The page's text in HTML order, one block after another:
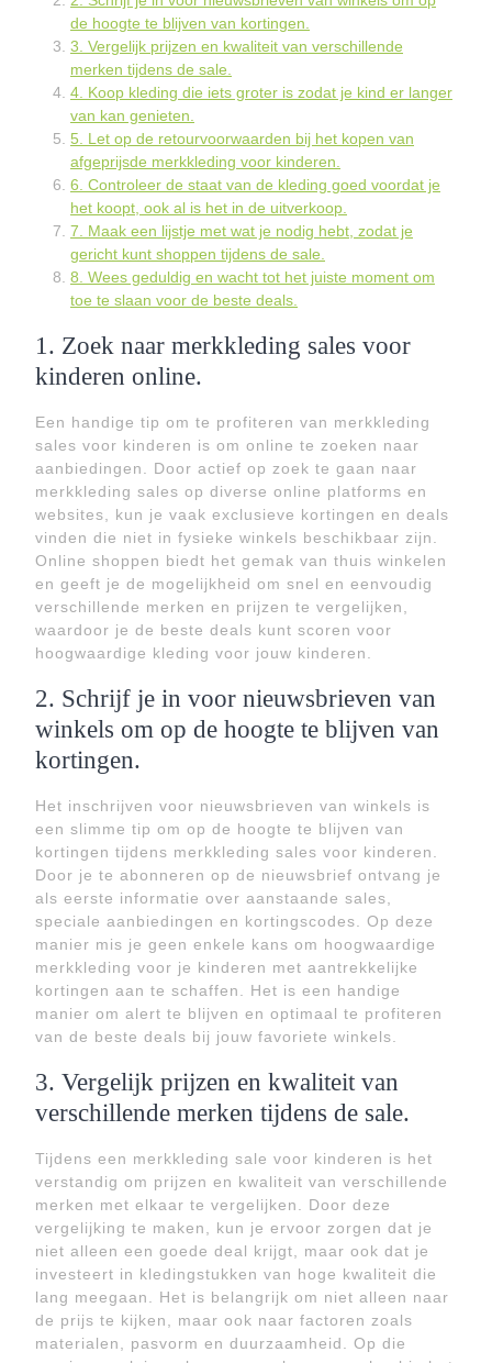
de hoogte te blijven van kortingen.
3. Vergelijk prijzen en kwaliteit van verschillende
merken tijdens de sale.
4. Koop kleding die iets groter is zodat je kind er langer
van kan genieten.
5. Let op de retourvoorwaarden bij het kopen van
afgeprijsde merkkleding voor kinderen.
6. Controleer de staat van de kleding goed voordat je
het koopt, ook al is het in de uitverkoop.
7. Maak een lijstje met wat je nodig hebt, zodat je
gericht kunt shoppen tijdens de sale.
8. Wees geduldig en wacht tot het juiste moment om
toe te slaan voor de beste deals.
1. Zoek naar merkkleding sales voor
kinderen online.
Een handige tip om te profiteren van merkkleding
sales voor kinderen is om online te zoeken naar
aanbiedingen. Door actief op zoek te gaan naar
merkkleding sales op diverse online platforms en
websites, kun je vaak exclusieve kortingen en deals
vinden die niet in fysieke winkels beschikbaar zijn.
Online shoppen biedt het gemak van thuis winkelen
en geeft je de mogelijkheid om snel en eenvoudig
verschillende merken en prijzen te vergelijken,
waardoor je de beste deals kunt scoren voor
hoogwaardige kleding voor jouw kinderen.
2. Schrijf je in voor nieuwsbrieven van
winkels om op de hoogte te blijven van
kortingen.
Het inschrijven voor nieuwsbrieven van winkels is
een slimme tip om op de hoogte te blijven van
kortingen tijdens merkkleding sales voor kinderen.
Door je te abonneren op de nieuwsbrief ontvang je
als eerste informatie over aanstaande sales,
speciale aanbiedingen en kortingscodes. Op deze
manier mis je geen enkele kans om hoogwaardige
merkkleding voor je kinderen met aantrekkelijke
kortingen aan te schaffen. Het is een handige
manier om alert te blijven en optimaal te profiteren
van de beste deals bij jouw favoriete winkels.
3. Vergelijk prijzen en kwaliteit van
verschillende merken tijdens de sale.
Tijdens een merkkleding sale voor kinderen is het
verstandig om prijzen en kwaliteit van verschillende
merken met elkaar te vergelijken. Door deze
vergelijking te maken, kun je ervoor zorgen dat je
niet alleen een goede deal krijgt, maar ook dat je
investeert in kledingstukken van hoge kwaliteit die
lang meegaan. Het is belangrijk om niet alleen naar
de prijs te kijken, maar ook naar factoren zoals
materialen, pasvorm en duurzaamheid. Op die